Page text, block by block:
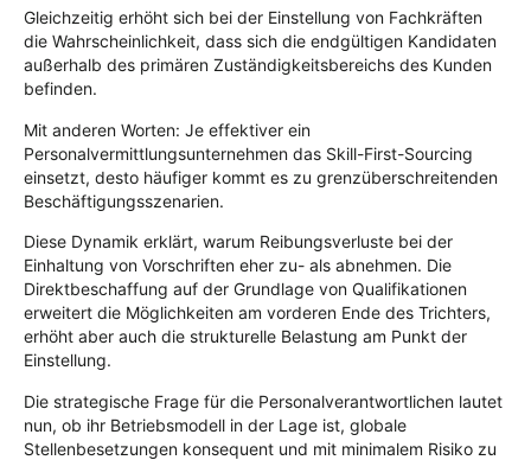
Gleichzeitig erhöht sich bei der Einstellung von Fachkräften
die Wahrscheinlichkeit, dass sich die endgültigen Kandidaten
außerhalb des primären Zuständigkeitsbereichs des Kunden
befinden.
Mit anderen Worten: Je effektiver ein
Personalvermittlungsunternehmen das Skill-First-Sourcing
einsetzt, desto häufiger kommt es zu grenzüberschreitenden
Beschäftigungsszenarien.
Diese Dynamik erklärt, warum Reibungsverluste bei der
Einhaltung von Vorschriften eher zu- als abnehmen. Die
Direktbeschaffung auf der Grundlage von Qualifikationen
erweitert die Möglichkeiten am vorderen Ende des Trichters,
erhöht aber auch die strukturelle Belastung am Punkt der
Einstellung.
Die strategische Frage für die Personalverantwortlichen lautet
nun, ob ihr Betriebsmodell in der Lage ist, globale
Stellenbesetzungen konsequent und mit minimalem Risiko zu